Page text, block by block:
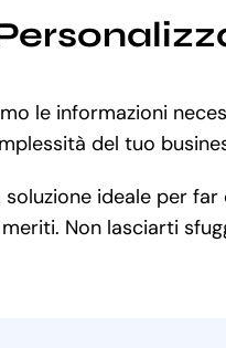
le informazioni
del tuo
ideale per
Non lasciarti